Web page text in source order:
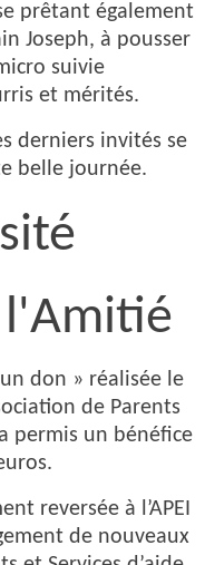
prêtant également
Joseph, à pousser
suivie
et mérités.
derniers invités se
belle journée.
l'Amitié
don » réalisée le
de Parents
permis un bénéfice
reversée à l’APEI
de nouveaux